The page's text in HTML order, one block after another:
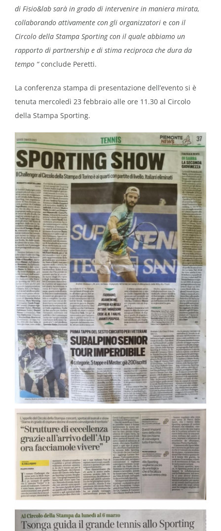
di Fisio&lab sarà in grado di intervenire in maniera mirata,
collaborando attivamente con gli organizzatori e con il
Circolo della Stampa Sporting con il quale abbiamo un
rapporto di partnership e di stima reciproca che dura da
tempo “conclude Peretti.
La conferenza stampa di presentazione dell’evento si è
tenuta mercoledì 23 febbraio alle ore 11.30 al Circolo
della Stampa Sporting.